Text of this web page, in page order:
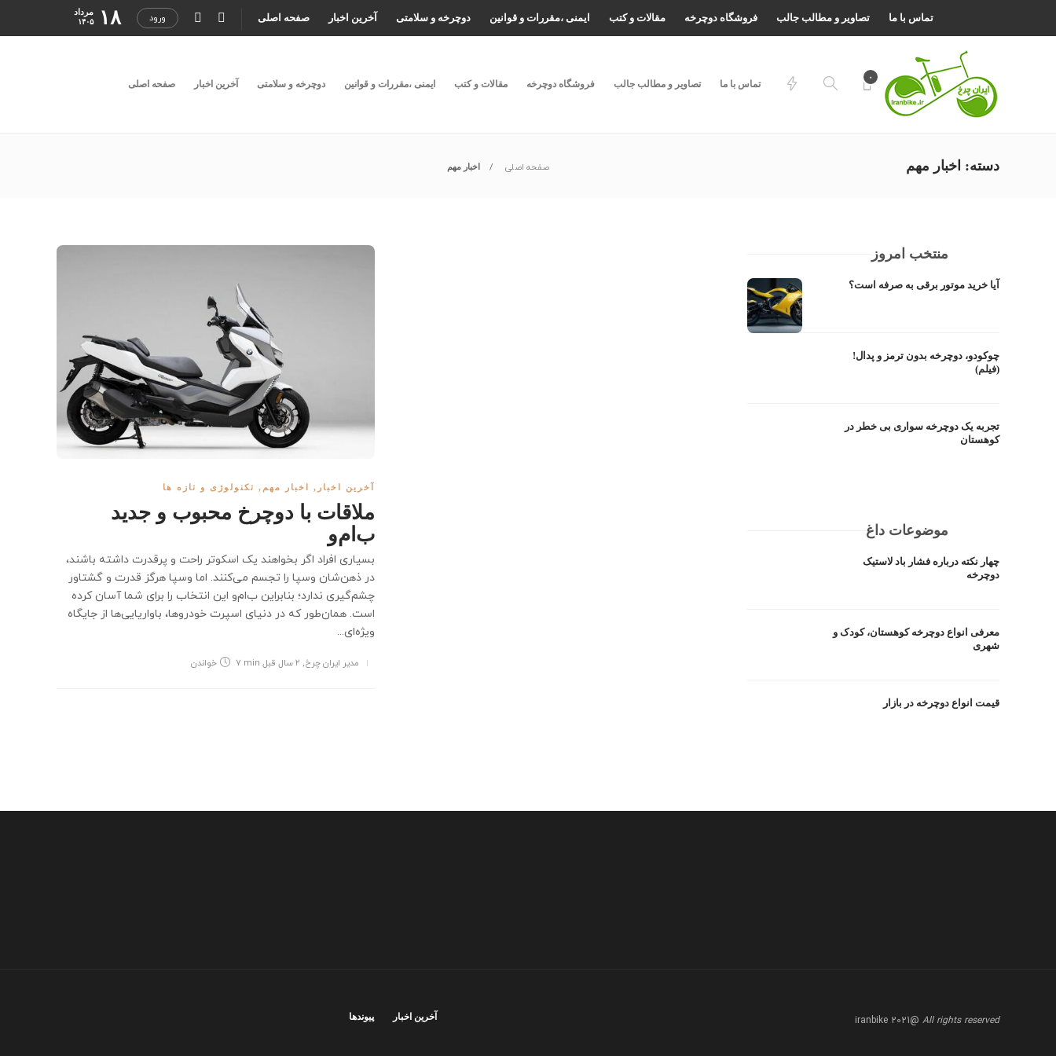
صفحه اصلی آخرین اخبار دوچرخه و سلامتی ایمنی ،مقررات و قوانین مقالات و کتب فروشگاه دوچرخه تصاویر و مطالب جالب تماس با ما ورود ۱۸ مرداد
۱۴۰۵
صفحه اصلی آخرین اخبار دوچرخه و سلامتی ایمنی ،مقررات و قوانین مقالات و کتب فروشگاه دوچرخه تصاویر و مطالب جالب تماس با ما
۰
دسته: اخبار مهم صفحه اصلی اخبار مهم
آخرین اخبار , اخبار مهم , تکنولوژی و تازه ها
ملاقات با دوچرخ محبوب و جدید
ب‌ام‌و
بسیاری افراد اگر بخواهند یک اسکوتر راحت و پرقدرت داشته باشند،
در ذهن‌شان وسپا را تجسم می‌کنند. اما وسپا هرگز قدرت و گشتاور
چشم‌گیری ندارد؛ بنابراین ب‌ام‌و این انتخاب را برای شما آسان کرده
است. همان‌طور که در دنیای اسپرت خودروها، باواریایی‌ها از جایگاه
ویژه‌ای...
مدیر ایران چرخ, ۲ سال قبل 7 min خواندن
منتخب امروز
آیا خرید موتور برقی به صرفه است؟
چوکودو، دوچرخه بدون ترمز و پدال!
(فیلم)
تجربه یک دوچرخه سواری بی خطر در
کوهستان
موضوعات داغ
چهار نکته درباره فشار باد لاستیک
دوچرخه
معرفی انواع دوچرخه کوهستان، کودک و
شهری
قیمت انواع دوچرخه در بازار
All rights reserved
@iranbike 2021 پیوندها آخرین اخبار